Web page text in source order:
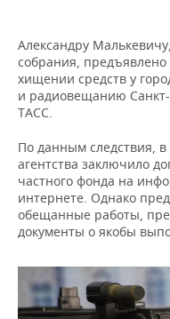
ОТКРЫТАЯ ЛЕКЦИЯ
БАСКЕТБОЛ
ВОЛЕЙБОЛ
ФИГУРНОЕ КАТАНИЕ
ВОДНЫЕ ВИДЫ
ИНФРАСТРУКТУРА
ИСТОРИЯ
МЕДИЦИНА
ОБРАЗОВАНИЕ
СПРАВОЧНИК
СПИСОК ПЕРСОН
ПОЛНАЯ ВЕРСИЯ
Александру
собрания,
хищении средств у
и радиовещанию Санкт-
ТАСС.
По данным следствия, в
агентства заключило
частного фонда на
интернете. Однако
обещанные работы,
документы о якобы